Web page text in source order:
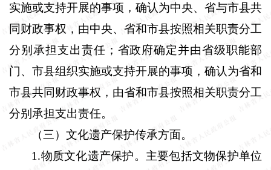
实施或支持开展的事项，确认为中央、省与市县共
同财政事权，由中央、省和市县按照相关职责分工
分别承担支出责任；省政府确定并由省级职能部
门、市县组织实施或支持开展的事项，确认为省和
市县共同财政事权，由省和市县按照相关职责分工
分别承担支出责任。
（三）文化遗产保护传承方面。
1 .物质文化遗产保护。主要包括文物保护单位